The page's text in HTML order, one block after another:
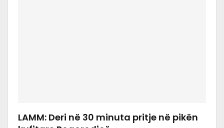
LAMM: Deri në 30 minuta pritje në pikën